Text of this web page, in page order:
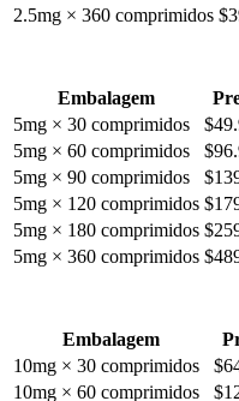
2.5mg × 360 comprimidos
Embalagem
5mg × 30 comprimidos
5mg × 60 comprimidos
5mg × 90 comprimidos
5mg × 120 comprimidos
5mg × 180 comprimidos
5mg × 360 comprimidos
Embalagem
10mg × 30 comprimidos
10mg × 60 comprimidos